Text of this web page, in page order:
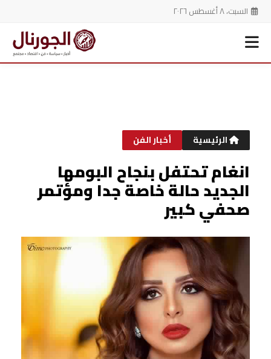
السبت، ٨ أغسطس ٢٠٢٦
الرئيسية أخبار الفن
انغام تحتفل بنجاح البومها
الجديد حالة خاصة جدا ومؤتمر
صحفي كبير